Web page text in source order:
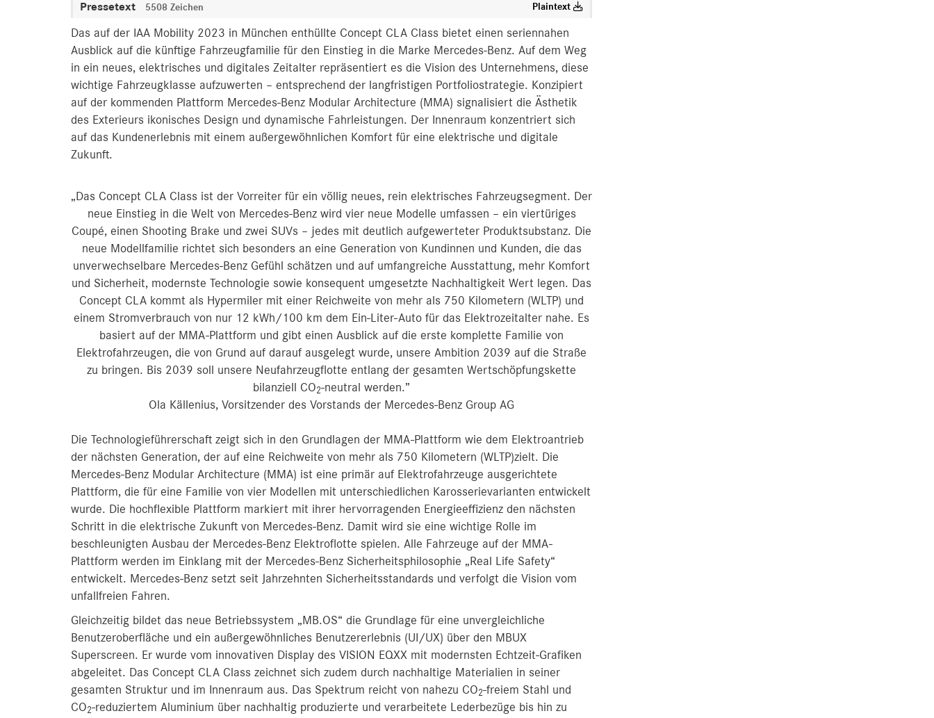
Pressetext 5508 Zeichen Plaintext
Das auf der IAA Mobility 2023 in München enthüllte Concept CLA Class bietet einen seriennahen
Ausblick auf die künftige Fahrzeugfamilie für den Einstieg in die Marke Mercedes-Benz. Auf dem Weg
in ein neues, elektrisches und digitales Zeitalter repräsentiert es die Vision des Unternehmens, diese
wichtige Fahrzeugklasse aufzuwerten – entsprechend der langfristigen Portfoliostrategie. Konzipiert
auf der kommenden Plattform Mercedes-Benz Modular Architecture (MMA) signalisiert die Ästhetik
des Exterieurs ikonisches Design und dynamische Fahrleistungen. Der Innenraum konzentriert sich
auf das Kundenerlebnis mit einem außergewöhnlichen Komfort für eine elektrische und digitale
Zukunft.
„Das Concept CLA Class ist der Vorreiter für ein völlig neues, rein elektrisches Fahrzeugsegment. Der
neue Einstieg in die Welt von Mercedes-Benz wird vier neue Modelle umfassen – ein viertüriges
Coupé, einen Shooting Brake und zwei SUVs – jedes mit deutlich aufgewerteter Produktsubstanz. Die
neue Modellfamilie richtet sich besonders an eine Generation von Kundinnen und Kunden, die das
unverwechselbare Mercedes‑Benz Gefühl schätzen und auf umfangreiche Ausstattung, mehr Komfort
und Sicherheit, modernste Technologie sowie konsequent umgesetzte Nachhaltigkeit Wert legen. Das
Concept CLA kommt als Hypermiler mit einer Reichweite von mehr als 750 Kilometern (WLTP) und
einem Stromverbrauch von nur 12 kWh/100 km dem Ein-Liter-Auto für das Elektrozeitalter nahe. Es
basiert auf der MMA-Plattform und gibt einen Ausblick auf die erste komplette Familie von
Elektrofahrzeugen, die von Grund auf darauf ausgelegt wurde, unsere Ambition 2039 auf die Straße
zu bringen. Bis 2039 soll unsere Neufahrzeugflotte entlang der gesamten Wertschöpfungskette
bilanziell CO2-neutral werden.”
Ola Källenius, Vorsitzender des Vorstands der Mercedes-Benz Group AG
Die Technologieführerschaft zeigt sich in den Grundlagen der MMA-Plattform wie dem Elektroantrieb
der nächsten Generation, der auf eine Reichweite von mehr als 750 Kilometern (WLTP)zielt. Die
Mercedes-Benz Modular Architecture (MMA) ist eine primär auf Elektrofahrzeuge ausgerichtete
Plattform, die für eine Familie von vier Modellen mit unterschiedlichen Karosserievarianten entwickelt
wurde. Die hochflexible Plattform markiert mit ihrer hervorragenden Energieeffizienz den nächsten
Schritt in die elektrische Zukunft von Mercedes-Benz. Damit wird sie eine wichtige Rolle im
beschleunigten Ausbau der Mercedes-Benz Elektroflotte spielen. Alle Fahrzeuge auf der MMA-
Plattform werden im Einklang mit der Mercedes-Benz Sicherheitsphilosophie „Real Life Safety“
entwickelt. Mercedes-Benz setzt seit Jahrzehnten Sicherheitsstandards und verfolgt die Vision vom
unfallfreien Fahren.
Gleichzeitig bildet das neue Betriebssystem „MB.OS“ die Grundlage für eine unvergleichliche
Benutzeroberfläche und ein außergewöhnliches Benutzererlebnis (UI/UX) über den MBUX
Superscreen. Er wurde vom innovativen Display des VISION EQXX mit modernsten Echtzeit-Grafiken
abgeleitet. Das Concept CLA Class zeichnet sich zudem durch nachhaltige Materialien in seiner
gesamten Struktur und im Innenraum aus. Das Spektrum reicht von nahezu CO2-freiem Stahl und
CO2-reduziertem Aluminium über nachhaltig produzierte und verarbeitete Lederbezüge bis hin zu